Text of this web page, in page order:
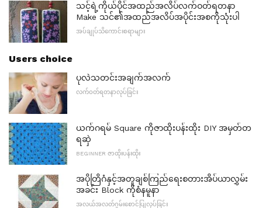
သင့်ရဲ့ကိုယ်ပိုင်အထည်အလိပ်လက်ဝတ်ရတနာ
Make သင်၏အထည်အလိပ်အပိုင်းအစကိုသုံးပါ
အပ်ချုပ်သိကောင်းစရာများ
Users choice
ပုလဲသတင်းအချက်အလက်
လက်ဝတ်ရတနာလုပ်ခြင်း
ယက်ဂရမ် Square ကိုဇာထိုးပန်းထိုး DIY အမှတ်တ
ရဆှဲ
BEGINNER ဇာထိုးပန်းထိုး
အပိုတြိဂံနှင့်အတူချစ်ကြည်ရေးစတားအိပ်ယာလွှမ်း
အခင်း Block ကိုစံနမူနာ
အလယ်အလတ်ဂွမ်းစောင်ပြုလုပ်ခြင်း